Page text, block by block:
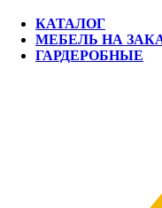
КАТАЛОГ
МЕБЕЛЬ НА
ГАРДЕРОБНЫЕ